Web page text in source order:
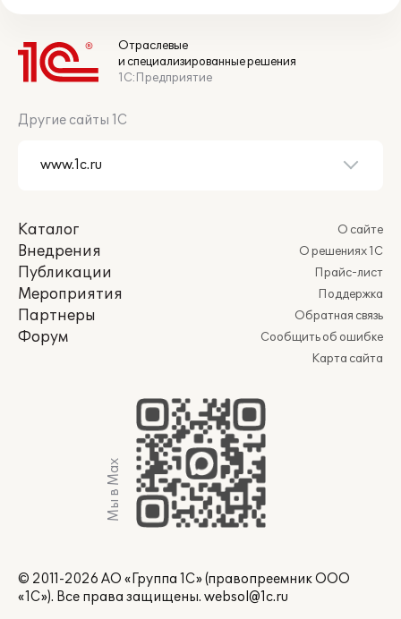
Отраслевые
и специализированные решения
1С:Предприятие
Другие сайты 1С
Каталог
Внедрения
Публикации
Мероприятия
Партнеры
Форум
О сайте
О решениях 1С
Прайс-лист
Поддержка
Обратная связь
Сообщить об ошибке
Карта сайта
Мы в Max
© 2011-2026 АО «Группа 1С» (правопреемник ООО
«1С»). Все права защищены. websol@1c.ru